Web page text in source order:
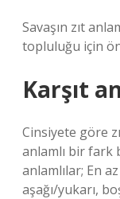
Savaşın zıt
topluluğu için
Karşıt
Cinsiyete göre
anlamlı bir fark
anlamlılar; En
aşağı/yukarı,